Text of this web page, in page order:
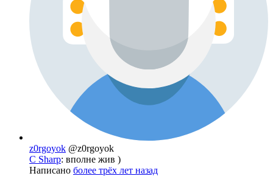
z0rgoyok @z0rgoyok
С Sharp: вполне жив )
Написано более трёх лет назад